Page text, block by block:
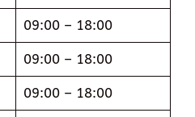
09:00 – 18:00
09:00 – 18:00
09:00 – 18:00